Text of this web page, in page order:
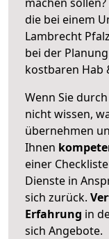
die bei einem
Lambrecht
bei der
kostbaren Hab
Wenn Sie
nicht wissen,
übernehmen
Ihnen
einer
Dienste in
sich zurück.
Erfahrung in
sich Angebote.